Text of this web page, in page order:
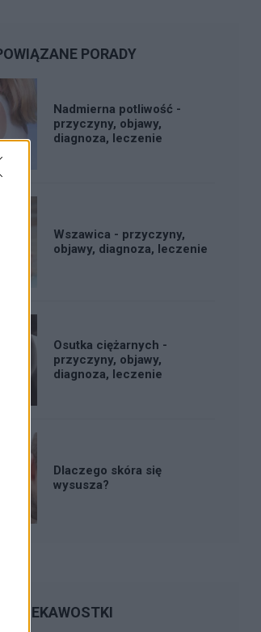
PORADY
Nadmierna potliwość -
przyczyny, objawy,
diagnoza, leczenie
Wszawica - przyczyny,
objawy, diagnoza, leczenie
Osutka ciężarnych -
przyczyny, objawy,
diagnoza, leczenie
Dlaczego skóra się
wysusza?
CIEKAWOSTKI